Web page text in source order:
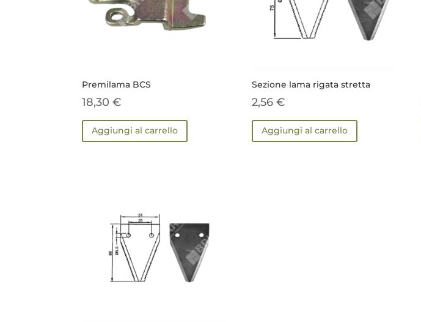
Premilama BCS
18,30€
Aggiungi al carrello
Sezione lama rigata stretta
2,56€
Aggiungi al carrello